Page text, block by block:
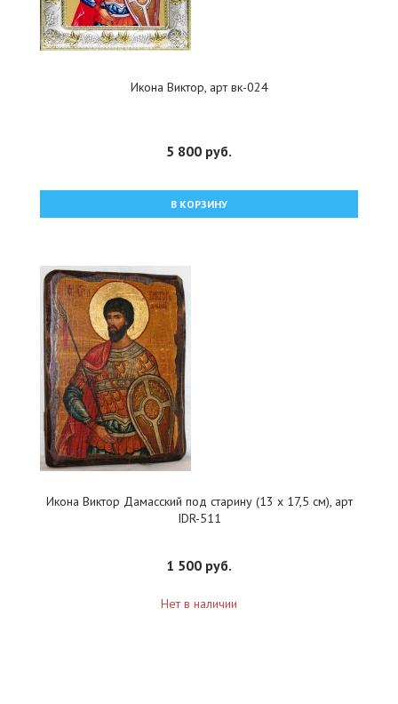
Икона Виктор, арт вк-024
5 800 руб.
В КОРЗИНУ
Икона Виктор Дамасский под старину (13 х 17,5 см), арт
IDR-511
1 500 руб.
Нет в наличии